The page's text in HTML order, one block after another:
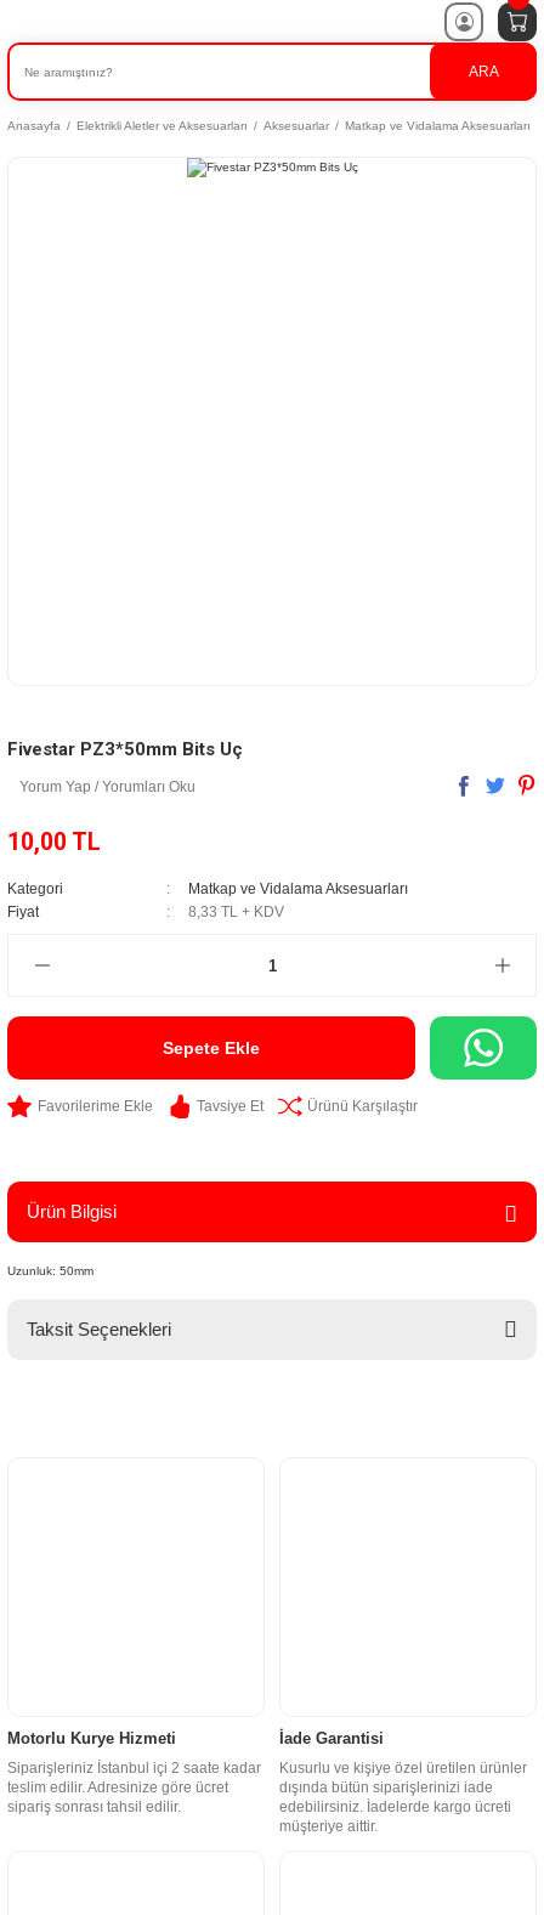
ARA
Anasayfa Elektrikli Aletler ve Aksesuarları Aksesuarlar Matkap ve Vidalama Aksesuarları
Fivestar PZ3*50mm Bits Uç
Yorum Yap / Yorumları Oku
10,00 TL
Kategori
Matkap ve Vidalama Aksesuarları
Fiyat
8,33 TL + KDV
Sepete Ekle
Tavsiye Et Ürünü Karşılaştır
Ürün Bilgisi
Uzunluk: 50mm
Taksit Seçenekleri
Motorlu Kurye Hizmeti
Siparişleriniz İstanbul içi 2 saate kadar
teslim edilir. Adresinize göre ücret
sipariş sonrası tahsil edilir.
İade Garantisi
Kusurlu ve kişiye özel üretilen ürünler
dışında bütün siparişlerinizi iade
edebilirsiniz. İadelerde kargo ücreti
müşteriye aittir.